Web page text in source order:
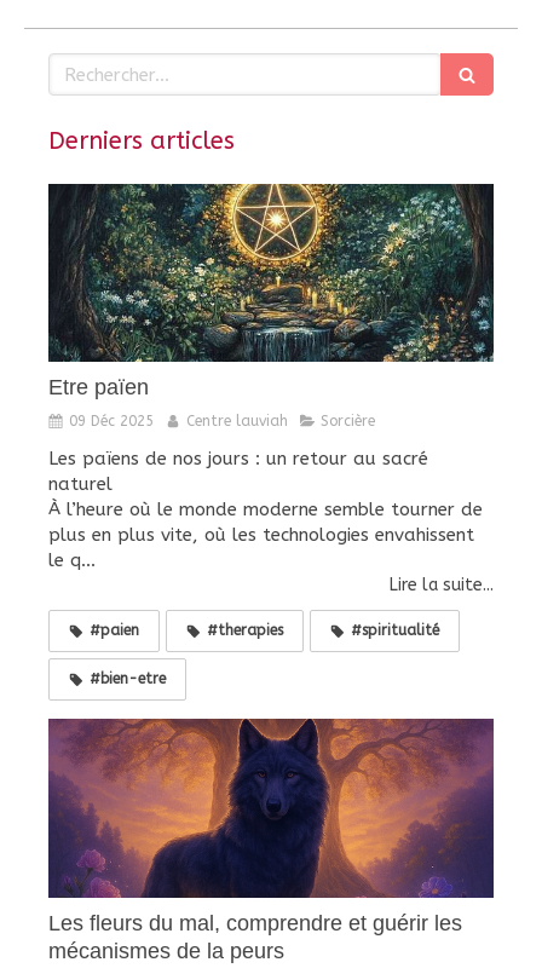
Rechercher
Derniers articles
Etre païen
09 Déc 2025 Centre lauviah Sorcière
Les païens de nos jours : un retour au sacré
naturel
À l’heure où le monde moderne semble tourner de
plus en plus vite, où les technologies envahissent
le q...
Lire la suite...
#paien #therapies #spiritualité
#bien-etre
Les fleurs du mal, comprendre et guérir les
mécanismes de la peurs